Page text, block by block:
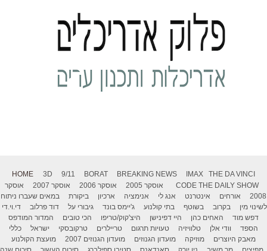
HOME 3D 9/11 BORAT BREAKING NEWS IMAX
THE DA VINCI
CODE THE DAILY SHOW אוסקר 2005 אוסקר 2006 אוסקר 2007
אוסקר
2008
אורחים אינטרנט אנג לי אנימציה ארכיון ביקורת
במאים שעברו ניתוח
לשינוי מין
בקרוב בשוטף בתי קולנוע ג'יימס בונד גיבורי על דוד פרלוב
די.וי.די
דפש מוד
האחים כהן היי דפינישן היצ'קוק/טריפו הכי טובים
המדור המודפס
הספד
וודי אלן טלוויזיה טעויות תרגום טריילרים טרקובסקי ישראל
כללי
מאבק היוצרים
מוזיקה מועדון הגנוזים מועדון הגנוזים 2007
מועצת הקולנוע